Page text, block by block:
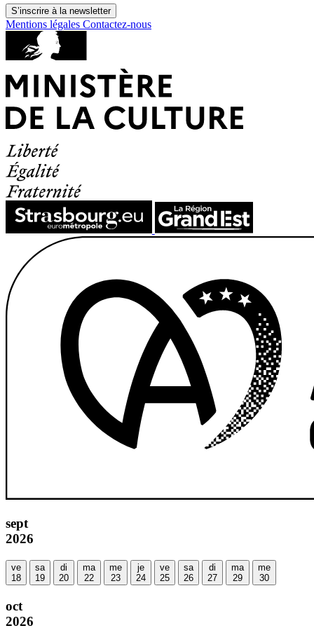
S’inscrire à la newsletter
Mentions légales Contactez-nous
sept
2026
ve
18
sa
19
di
20
ma
22
me
23
je
24
ve
25
sa
26
di
27
ma
29
me
30
oct
2026